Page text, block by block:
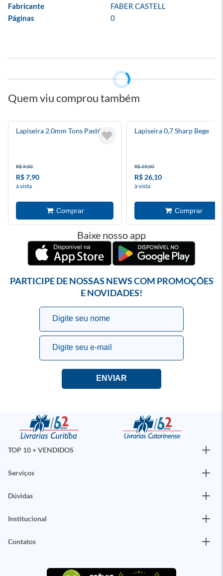
Fabricante
FABER CASTELL
Páginas
0
Quem viu comprou também
Lapiseira 2.0mm Tons Pastéis
R$ 9,00
R$ 7,90
à vista
Lapiseira 0,7 Sharp Bege
R$ 29,00
R$ 26,10
à vista
Baixe nosso app
PARTICIPE DE NOSSAS NEWS COM PROMOÇÕES
E NOVIDADES!
TOP 10 + VENDIDOS
Serviços
Dúvidas
Institucional
Contatos